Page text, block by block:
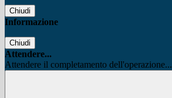
Chiudi
Informazione
Chiudi
Attendere...
Attendere il completamento dell'operazione...